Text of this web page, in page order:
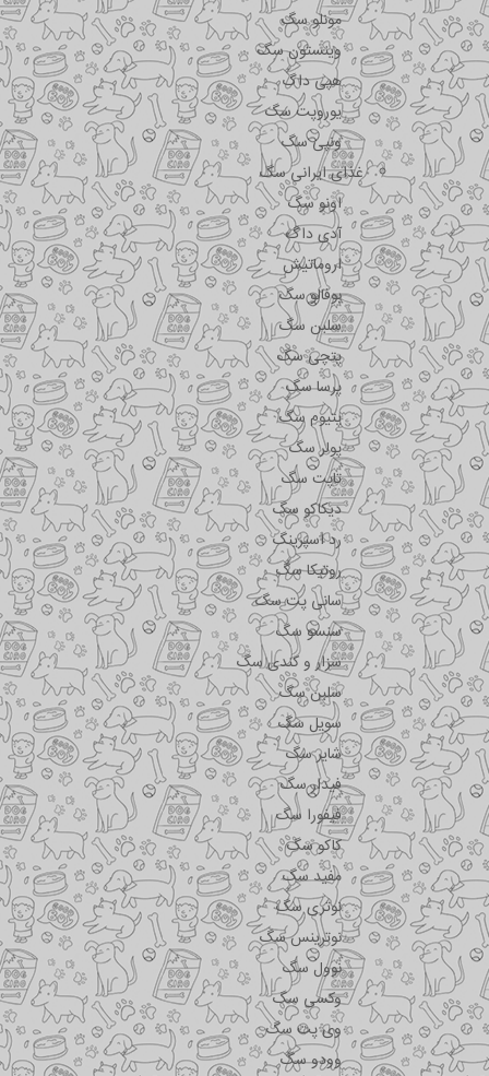
مونلو سگ
وینستون سگ
هپی داگ
یوروپت سگ
ونپی سگ
غذای ایرانی سگ
اونو سگ
آدی داگ
اروماتیش
بوفالو سگ
سلبن سگ
پتچی سگ
پرسا سگ
پتیوم سگ
پولر سگ
تاپت سگ
دیکاکو سگ
رد اسپرینگ
روتیکا سگ
سانی پت سگ
سنسو سگ
سزار و کندی سگ
سلبن سگ
سویل سگ
شایر سگ
فیدار سگ
فیفورا سگ
کاکو سگ
مفید سگ
نوتری سگ
نوترینس سگ
نوول سگ
وکسی سگ
وی پت سگ
وودو سگ